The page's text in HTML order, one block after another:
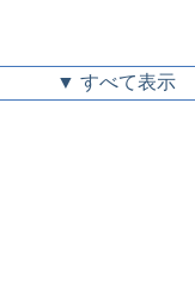
▼ すべて表示